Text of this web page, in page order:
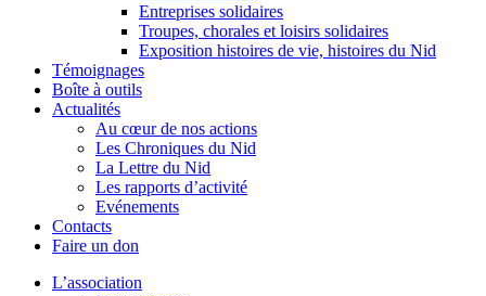
Entreprises solidaires
Troupes, chorales et loisirs solidaires
Exposition histoires de vie, histoires du Nid
Témoignages
Boîte à outils
Actualités
Au cœur de nos actions
Les Chroniques du Nid
La Lettre du Nid
Les rapports d’activité
Evénements
Contacts
Faire un don
L’association